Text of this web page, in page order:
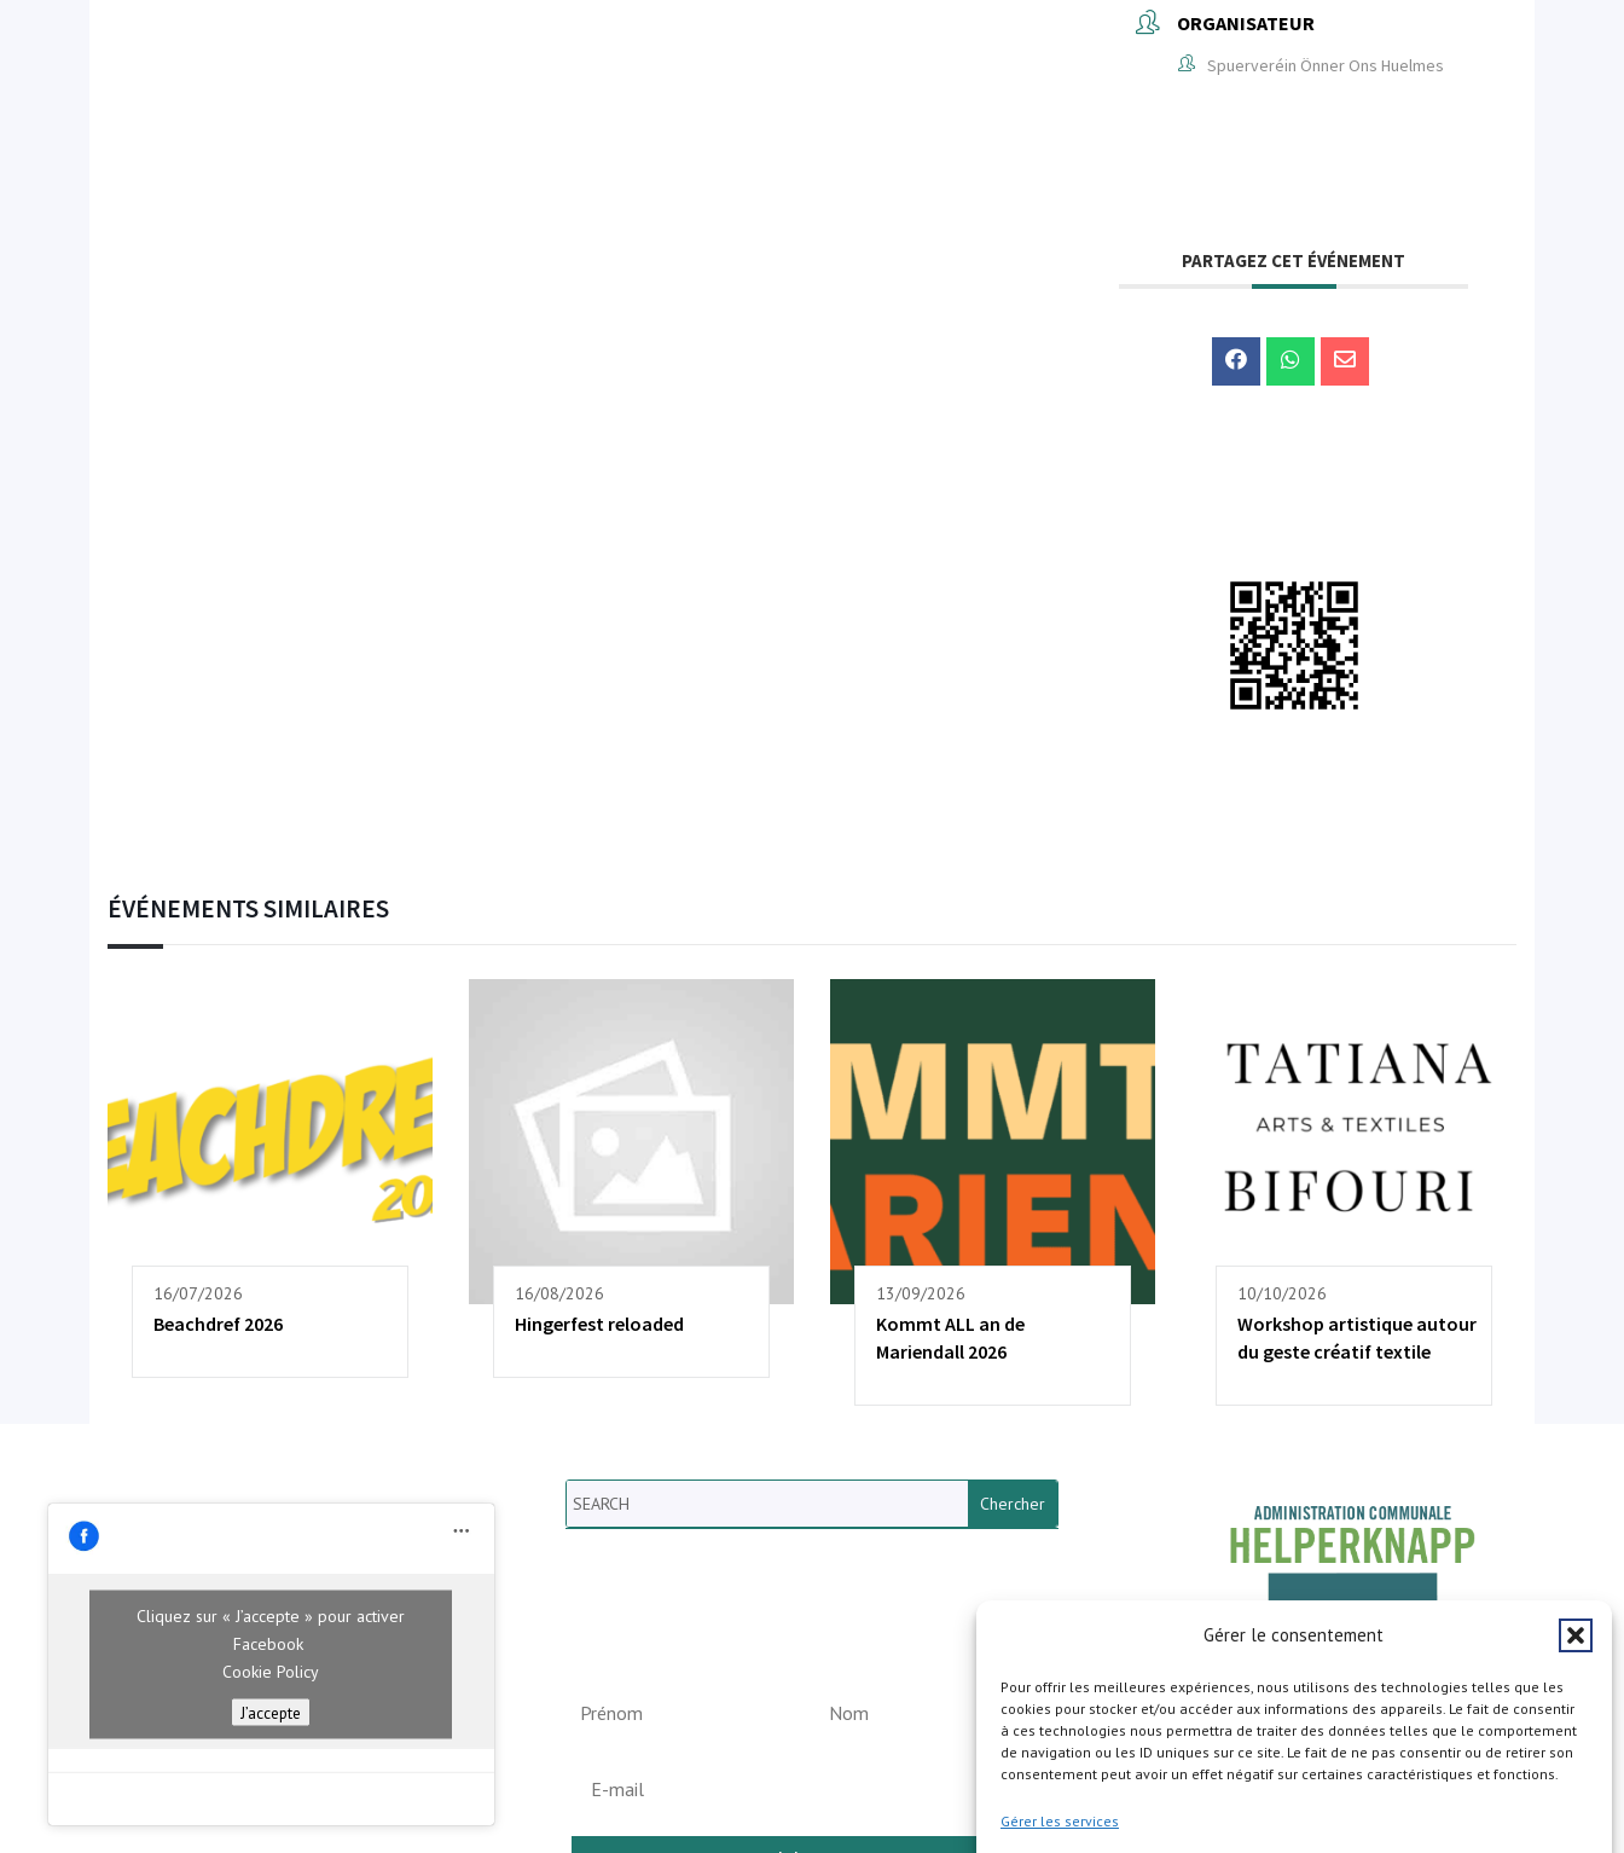
Gérer le consentement
Pour offrir les meilleures expériences, nous utilisons des technologies telles que les
cookies pour stocker et/ou accéder aux informations des appareils. Le fait de consentir
à ces technologies nous permettra de traiter des données telles que le comportement
de navigation ou les ID uniques sur ce site. Le fait de ne pas consentir ou de retirer son
consentement peut avoir un effet négatif sur certaines caractéristiques et fonctions.
Gérer les services
ORGANISATEUR
Spuerveréin Önner Ons Huelmes
PARTAGEZ CET ÉVÉNEMENT
ÉVÉNEMENTS SIMILAIRES
16/07/2026
Beachdref 2026
16/08/2026
Hingerfest reloaded
13/09/2026
Kommt ALL an de
Mariendall 2026
10/10/2026
Workshop artistique autour
du geste créatif textile
Cliquez sur « J’accepte » pour activer
Facebook
Cookie Policy
J’accepte
Search